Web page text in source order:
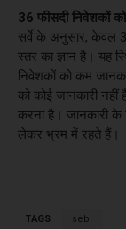
36 फीसदी निवेशकों को
सर्वे के अनुसार, केवल
स्तर का ज्ञान है। यह
निवेशकों को कम
को कोई जानकारी
करना है। जानकारी के
लेकर भ्रम में रहते हैं।
TAGS sebi